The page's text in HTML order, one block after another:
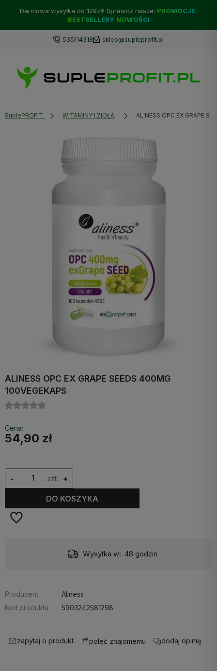
Darmowa wysyłka od 129zł!! Sprawdź nasze: PROMOCJE
BESTSELLERY NOWOŚCI
535114318 sklep@supleprofit.pl
SuplePROFIT WITAMINY I ZIOŁA ALINESS OPC EX GRAPE
ALINESS OPC EX GRAPE SEEDS 400MG
100VEGEKAPS
Cena:
54,90 zł
szt. +
-
DO KOSZYKA
Wysyłka w: 48 godzin
Producent:
Aliness
Kod produktu:
5903242581298
zapytaj o produkt poleć znajomemu dodaj opinię